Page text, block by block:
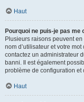
Haut
Pourquoi ne puis-je pas me
Plusieurs raisons peuvent
nom d’utilisateur et votre
contactez un administrateur
banni. Il est également
problème de configuration et
Haut